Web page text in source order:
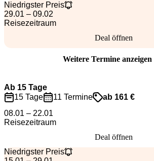
Niedrigster Preis
29.01 – 09.02
Reisezeitraum
Deal öffnen
Weitere Termine anzeigen
Ab 15 Tage
15 Tage
11 Termine
ab 161 €
08.01 – 22.01
Reisezeitraum
Deal öffnen
Niedrigster Preis